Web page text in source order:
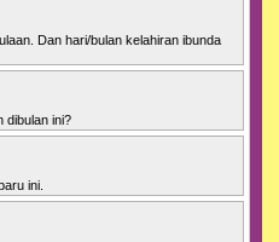
Dan hari/bulan kelahiran ibunda
dibulan ini?
ini.